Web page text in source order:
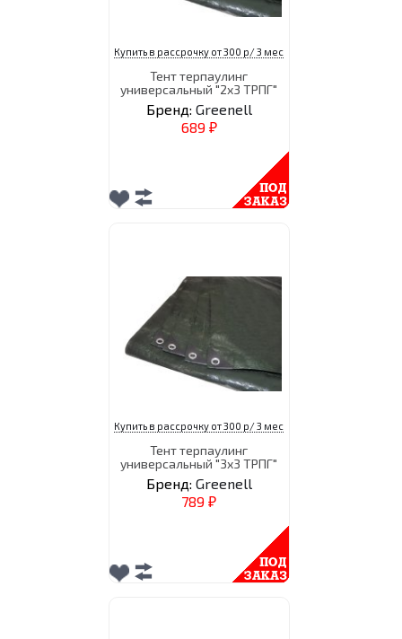
Купить в рассрочку от 300 р/ 3 мес
Тент терпаулинг
универсальный "2х3 ТРПГ"
Бренд: Greenell
689 ₽
Купить в рассрочку от 300 р/ 3 мес
Тент терпаулинг
универсальный "3х3 ТРПГ"
Бренд: Greenell
789 ₽